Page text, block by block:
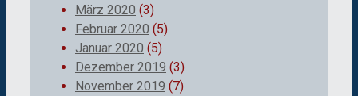
März 2020 (3)
Februar 2020 (5)
Januar 2020 (5)
Dezember 2019 (3)
November 2019 (7)